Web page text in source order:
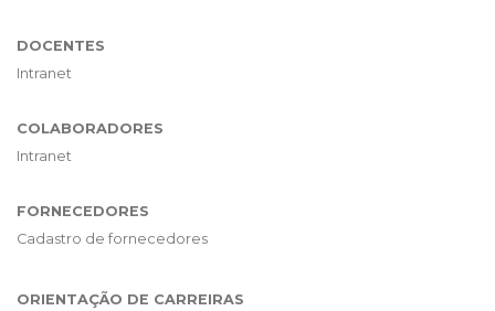
DOCENTES
Intranet
COLABORADORES
Intranet
FORNECEDORES
Cadastro de fornecedores
ORIENTAÇÃO DE CARREIRAS